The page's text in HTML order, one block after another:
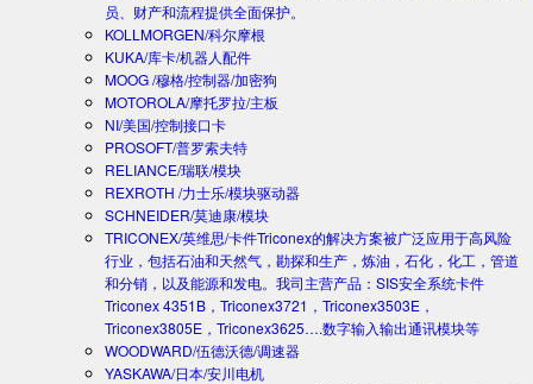
员、财产和流程提供全面保护。
KOLLMORGEN/科尔摩根
KUKA/库卡/机器人配件
MOOG /穆格/控制器/加密狗
MOTOROLA/摩托罗拉/主板
NI/美国/控制接口卡
PROSOFT/普罗索夫特
RELIANCE/瑞联/模块
REXROTH /力士乐/模块驱动器
SCHNEIDER/莫迪康/模块
TRICONEX/英维思/卡件Triconex的解决方案被广泛应用于高风险
行业，包括石油和天然气，勘探和生产，炼油，石化，化工，管道
和分销，以及能源和发电。我司主营产品：SIS安全系统卡件
Triconex 4351B，Triconex3721，Triconex3503E，
Triconex3805E，Triconex3625….数字输入输出通讯模块等
WOODWARD/伍德沃德/调速器
YASKAWA/日本/安川电机